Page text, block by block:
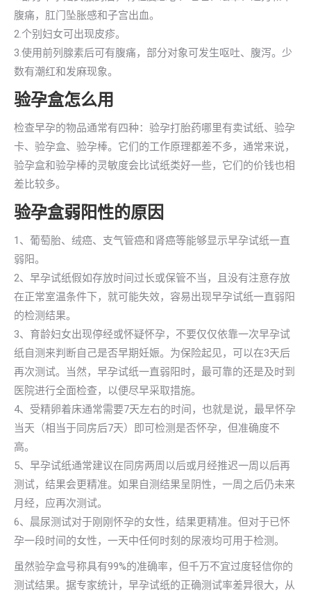
腹痛，肛门坠胀感和子宫出血。
2.个别妇女可出现皮疹。
3.使用前列腺素后可有腹痛，部分对象可发生呕吐、腹泻。少
数有潮红和发麻现象。
验孕盒怎么用
检查早孕的物品通常有四种：验孕打胎药哪里有卖试纸、验孕
卡、验孕盒、验孕棒。它们的工作原理都差不多，通常来说，
验孕盒和验孕棒的灵敏度会比试纸类好一些，它们的价钱也相
差比较多。
验孕盒弱阳性的原因
1、葡萄胎、绒癌、支气管癌和肾癌等能够显示早孕试纸一直
弱阳。
2、早孕试纸假如存放时间过长或保管不当，且没有注意存放
在正常室温条件下，就可能失效，容易出现早孕试纸一直弱阳
的检测结果。
3、育龄妇女出现停经或怀疑怀孕，不要仅仅依靠一次早孕试
纸自测来判断自己是否早期妊娠。为保险起见，可以在3天后
再次测试。当然，早孕试纸一直弱阳时，最可靠的还是及时到
医院进行全面检查，以便尽早采取措施。
4、受精卵着床通常需要7天左右的时间，也就是说，最早怀孕
当天（相当于同房后7天）即可检测是否怀孕，但准确度不
高。
5、早孕试纸通常建议在同房两周以后或月经推迟一周以后再
测试，结果会更精准。如果自测结果呈阴性，一周之后仍未来
月经，应再次测试。
6、晨尿测试对于刚刚怀孕的女性，结果更精准。但对于已怀
孕一段时间的女性，一天中任何时刻的尿液均可用于检测。
虽然验孕盒号称具有99%的准确率，但千万不宜过度轻信你的
测试结果。据专家统计，早孕试纸的正确测试率差异很大，从